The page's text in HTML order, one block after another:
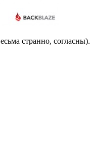
странно, согласны).